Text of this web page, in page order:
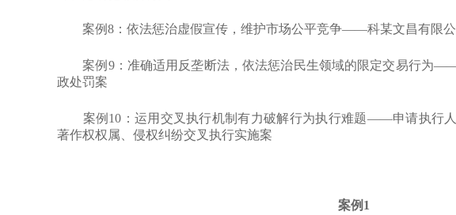
案例8：依法惩治虚假宣传，维护市场公平竞争——科某文昌有限公
案例9：准确适用反垄断法，依法惩治民生领域的限定交易行为
政处罚案
案例10：运用交叉执行机制有力破解行为执行难题——申请执行人
著作权权属、侵权纠纷交叉执行实施案
案例1